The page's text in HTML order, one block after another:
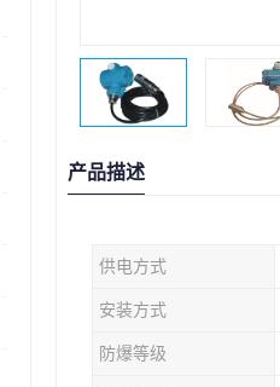
产品描述
供电方式
安装方式
防爆等级